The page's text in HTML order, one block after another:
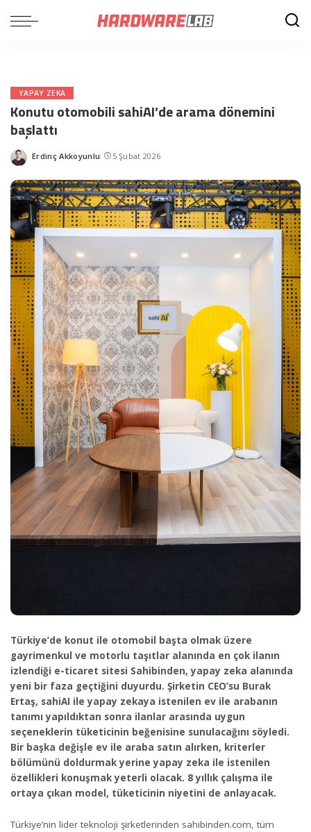
YAPAY ZEKA
Konutu otomobili sahiAI’de arama dönemini
başlattı
Posted
Erdinç Akkoyunlu 5 Şubat 2026
Türkiye’de konut ile otomobil başta olmak üzere
gayrimenkul ve motorlu taşıtlar alanında en çok ilanın
izlendiği e-ticaret sitesi Sahibinden, yapay zeka alanında
yeni bir faza geçtiğini duyurdu. Şirketin CEO’su Burak
Ertaş, sahiAI ile yapay zekaya istenilen ev ile arabanın
tanımı yapıldıktan sonra ilanlar arasında uygun
seçeneklerin tüketicinin beğenisine sunulacağını söyledi.
Bir başka değişle ev ile araba satın alırken, kriterler
bölümünü doldurmak yerine yapay zeka ile istenilen
özellikleri konuşmak yeterli olacak. 8 yıllık çalışma ile
ortaya çıkan model, tüketicinin niyetini de anlayacak.
Türkiye’nin lider teknoloji şirketlerinden sahibinden.com, tüm